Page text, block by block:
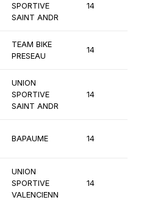
SPORTIVE
SAINT ANDR
14
TEAM BIKE
PRESEAU
14
UNION
SPORTIVE
SAINT ANDR
14
BAPAUME 14
UNION
SPORTIVE
VALENCIENN
14